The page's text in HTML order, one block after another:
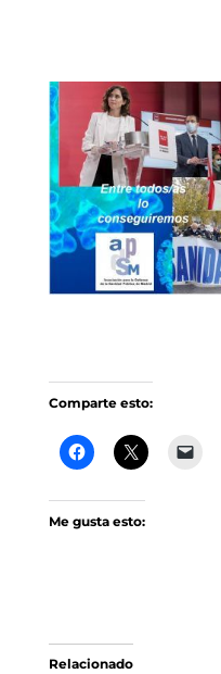
Comparte esto:
Me gusta esto:
Relacionado